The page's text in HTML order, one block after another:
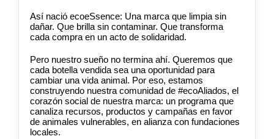
Así nació ecoeSsence: Una marca que limpia sin
dañar. Que brilla sin contaminar. Que transforma
cada compra en un acto de solidaridad.
Pero nuestro sueño no termina ahí. Queremos que
cada botella vendida sea una oportunidad para
cambiar una vida animal. Por eso, estamos
construyendo nuestra comunidad de #ecoAliados, el
corazón social de nuestra marca: un programa que
canaliza recursos, productos y campañas en favor
de animales vulnerables, en alianza con fundaciones
locales.